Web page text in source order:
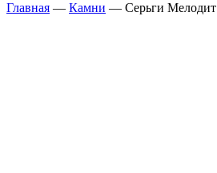
Главная — Камни — Серьги Мелодит